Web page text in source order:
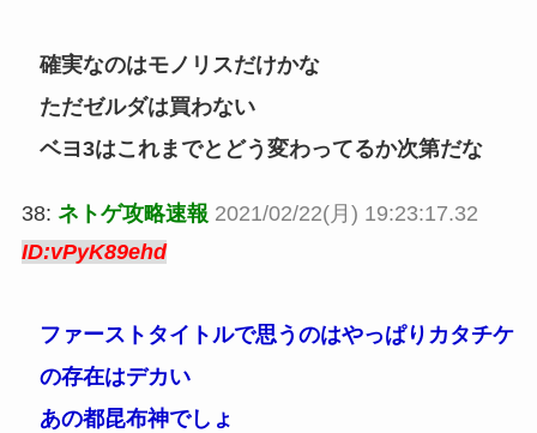
確実なのはモノリスだけかな
ただゼルダは買わない
ベヨ3はこれまでとどう変わってるか次第だな
38: ネトゲ攻略速報 2021/02/22(月) 19:23:17.32
ID:vPyK89ehd
ファーストタイトルで思うのはやっぱりカタチケ
の存在はデカい
あの都昆布神でしょ